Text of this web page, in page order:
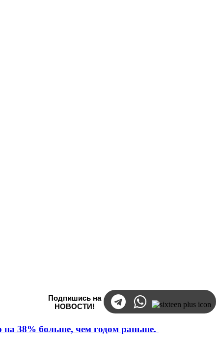
Подпишись на
НОВОСТИ!
на 38% больше, чем годом раньше.